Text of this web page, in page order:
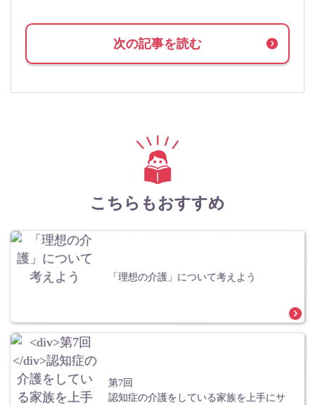
次の記事を読む
こちらもおすすめ
「理想の介護」について考えよう
第7回
認知症の介護をしている家族を上手にサ